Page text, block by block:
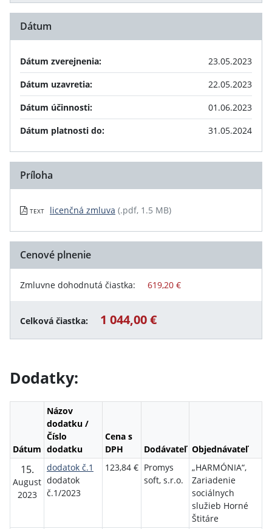
Dátum
Dátum zverejnenia:
23.05.2023
Dátum uzavretia:
22.05.2023
Dátum účinnosti:
01.06.2023
Dátum platnosti do:
31.05.2024
Príloha
TEXT licenčná zmluva (.pdf, 1.5 MB)
Cenové plnenie
Zmluvne dohodnutá čiastka: 619,20 €
Celková čiastka: 1 044,00 €
Dodatky:
Dátum
Názov
dodatku /
Číslo
dodatku
Cena s
DPH
Dodávateľ Objednávateľ
15.
August
2023
dodatok č.1
dodatok
č.1/2023
123,84 € Promys
soft, s.r.o.
„HARMÓNIA“,
Zariadenie
sociálnych
služieb Horné
Štitáre